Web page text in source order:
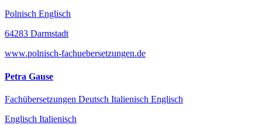
Polnisch Englisch
64283 Darmstadt
www.polnisch-fachuebersetzungen.de
Petra Gause
Fachübersetzungen Deutsch Italienisch Englisch
Englisch Italienisch